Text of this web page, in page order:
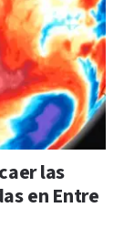
las
en Entre